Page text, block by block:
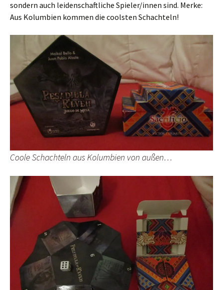
sondern auch leidenschaftliche Spieler/innen sind. Merke:
Aus Kolumbien kommen die coolsten Schachteln!
Coole Schachteln aus Kolumbien von außen…